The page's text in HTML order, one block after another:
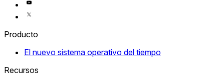
Producto
El nuevo sistema operativo del tiempo
Recursos